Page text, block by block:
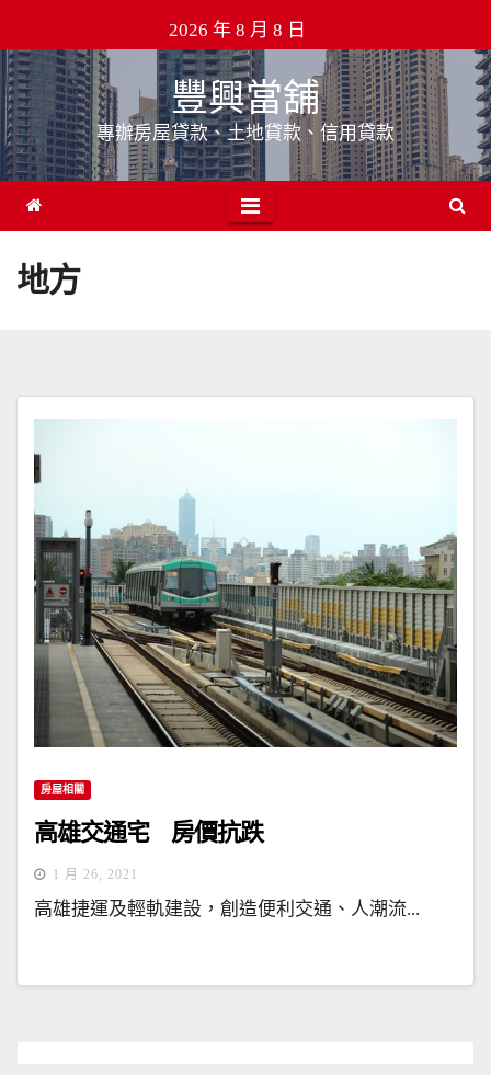
to
content
2026 年 8 月 8 日
豐興當舖
專辦房屋貸款、土地貸款、信用貸款
地方
房屋相關
高雄交通宅 房價抗跌
1 月 26, 2021
高雄捷運及輕軌建設，創造便利交通、人潮流...